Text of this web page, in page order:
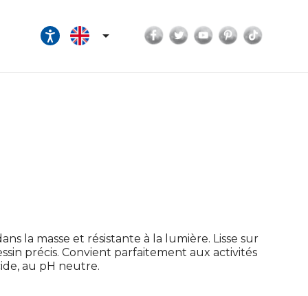
 Facebook
TwitterYouTubePinterest
la masse et résistante à la lumière. Lisse sur
précis. Convient parfaitement aux activités
au pH neutre.